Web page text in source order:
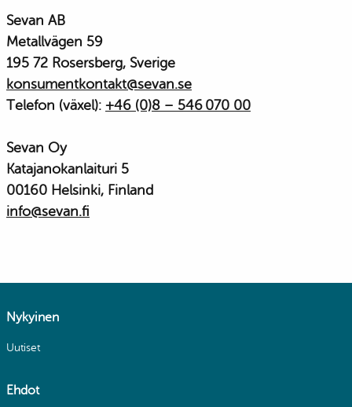
Sevan AB
Metallvägen 59
195 72 Rosersberg, Sverige
konsumentkontakt@sevan.se
Telefon (växel): +46 (0)8 – 546 070 00
Sevan Oy
Katajanokanlaituri 5
00160 Helsinki, Finland
info@sevan.fi
Nykyinen
Uutiset
Ehdot